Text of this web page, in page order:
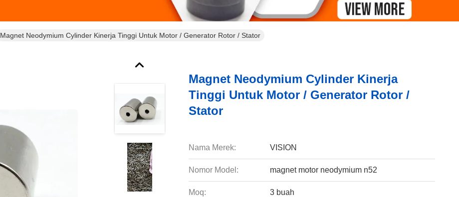
Magnet Neodymium Cylinder Kinerja Tinggi Untuk Motor / Generator Rotor / Stator
Magnet Neodymium Cylinder Kinerja
Tinggi Untuk Motor / Generator Rotor /
Stator
Nama Merek: VISION
Nomor Model: magnet motor neodymium n52
Moq: 3 buah